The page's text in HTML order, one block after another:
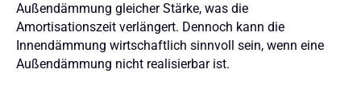
Außendämmung gleicher Stärke, was die
Amortisationszeit verlängert. Dennoch kann die
Innendämmung wirtschaftlich sinnvoll sein, wenn eine
Außendämmung nicht realisierbar ist.